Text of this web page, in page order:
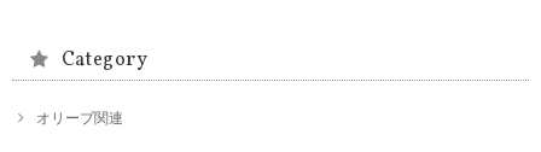
Category
オリーブ関連